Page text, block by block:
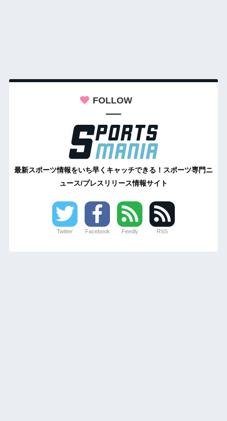
FOLLOW
最新スポーツ情報をいち早くキャッチできる！スポーツ専門ニ
ュース/プレスリリース情報サイト
Twitter Facebook Feedly RSS